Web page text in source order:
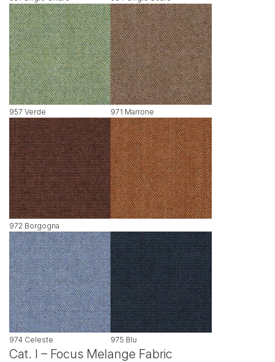
957 Verde 971 Marrone
972 Borgogna
974 Celeste 975 Blu
Cat. I – Focus Melange Fabric